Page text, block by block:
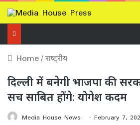
Home/राष्ट्रीय
दिल्ली में बनेगी भाजपा की
सच साबित होंगे: योगेश कदम
Media House News February 7,